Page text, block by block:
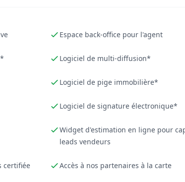
Espace back-office pour l'agent
Logiciel de multi-diffusion*
Logiciel de pige immobilière*
Logiciel de signature électronique*
Widget d'estimation en ligne pour
leads vendeurs
certifiée
Accès à nos partenaires à la carte